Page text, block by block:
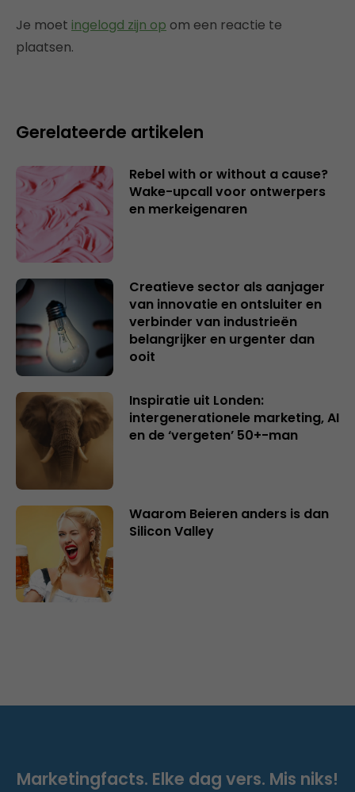
Je moet ingelogd zijn op om een reactie te
plaatsen.
Gerelateerde artikelen
Rebel with or without a cause?
Wake-upcall voor ontwerpers
en merkeigenaren
Creatieve sector als aanjager
van innovatie en ontsluiter en
verbinder van industrieën
belangrijker en urgenter dan
ooit
Inspiratie uit Londen:
intergenerationele marketing, AI
en de ‘vergeten’ 50+-man
Waarom Beieren anders is dan
Silicon Valley
Marketingfacts. Elke dag vers. Mis niks!